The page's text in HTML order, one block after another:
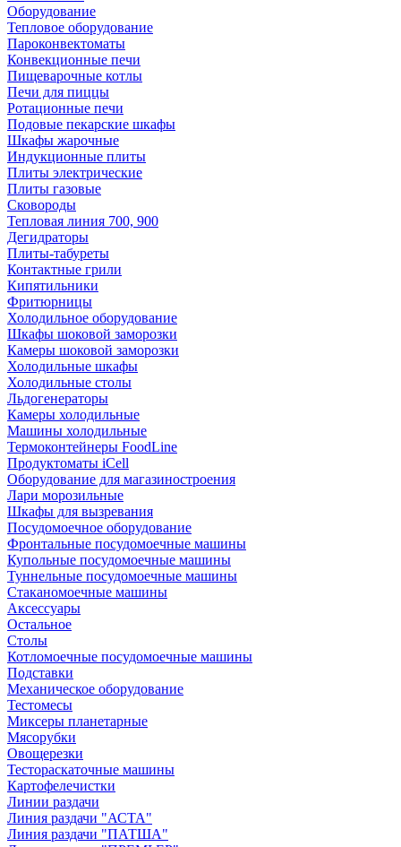
Оборудование
Тепловое оборудование
Пароконвектоматы
Конвекционные печи
Пищеварочные котлы
Печи для пиццы
Ротационные печи
Подовые пекарские шкафы
Шкафы жарочные
Индукционные плиты
Плиты электрические
Плиты газовые
Сковороды
Тепловая линия 700, 900
Дегидраторы
Плиты-табуреты
Контактные грили
Кипятильники
Фритюрницы
Холодильное оборудование
Шкафы шоковой заморозки
Камеры шоковой заморозки
Холодильные шкафы
Холодильные столы
Льдогенераторы
Камеры холодильные
Машины холодильные
Термоконтейнеры FoodLine
Продуктоматы iCell
Оборудование для магазиностроения
Лари морозильные
Шкафы для вызревания
Посудомоечное оборудование
Фронтальные посудомоечные машины
Купольные посудомоечные машины
Туннельные посудомоечные машины
Стаканомоечные машины
Аксессуары
Остальное
Столы
Котломоечные посудомоечные машины
Подставки
Механическое оборудование
Тестомесы
Миксеры планетарные
Мясорубки
Овощерезки
Тестораскаточные машины
Картофелечистки
Линии раздачи
Линия раздачи "АСТА"
Линия раздачи "ПАТША"